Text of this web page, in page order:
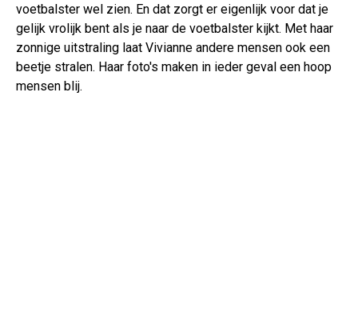
voetbalster wel zien. En dat zorgt er eigenlijk voor dat je
gelijk vrolijk bent als je naar de voetbalster kijkt. Met haar
zonnige uitstraling laat Vivianne andere mensen ook een
beetje stralen. Haar foto's maken in ieder geval een hoop
mensen blij.